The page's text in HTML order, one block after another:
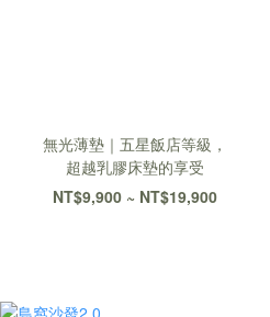
無光薄墊｜五星飯店等級，
超越乳膠床墊的享受
NT$9,900 ~ NT$19,900